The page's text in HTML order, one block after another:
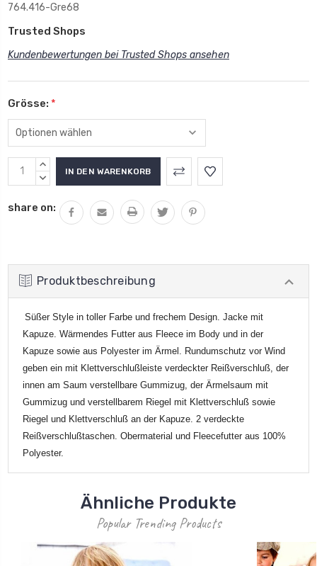
764.416-Gre68
Trusted Shops
Kundenbewertungen bei Trusted Shops ansehen
Grösse: *
MENGE
ERHÖHEN:
MENGE
share on:
Produktbeschreibung
Süßer Style in toller Farbe und frechem Design. Jacke mit
Kapuze. Wärmendes Futter aus Fleece im Body und in der
Kapuze sowie aus Polyester im Ärmel. Rundumschutz vor Wind
geben ein mit Klettverschlußleiste verdeckter Reißverschluß, der
innen am Saum verstellbare Gummizug, der Ärmelsaum mit
Gummizug und verstellbarem Riegel mit Klettverschluß sowie
Riegel und Klettverschluß an der Kapuze. 2 verdeckte
Reißverschlußtaschen. Obermaterial und Fleecefutter aus 100%
Polyester.
Ähnliche Produkte
Popular Trending Products